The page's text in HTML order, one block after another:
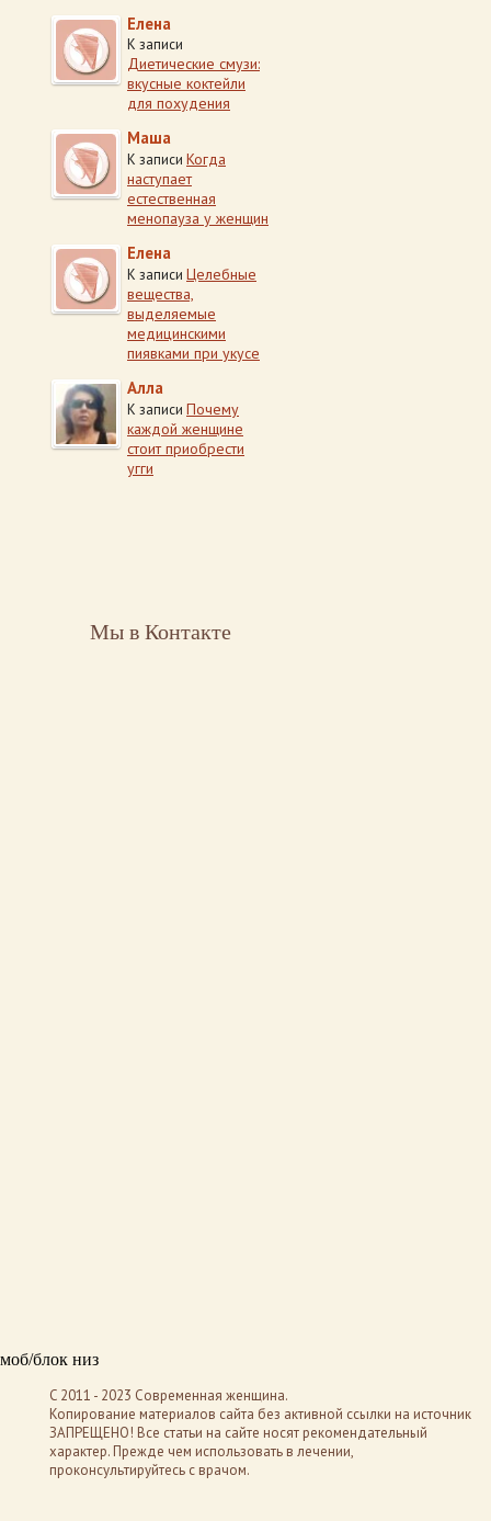
Елена
К записи
Диетические смузи:
вкусные коктейли
для похудения
Маша
К записи Когда
наступает
естественная
менопауза у женщин
Елена
К записи Целебные
вещества,
выделяемые
медицинскими
пиявками при укусе
Алла
К записи Почему
каждой женщине
стоит приобрести
угги
Мы в Контакте
моб/блок низ
C 2011 - 2023 Современная женщина.
Копирование материалов сайта без активной ссылки на источник
ЗАПРЕЩЕНО! Все статьи на сайте носят рекомендательный
характер. Прежде чем использовать в лечении,
проконсультируйтесь с врачом.